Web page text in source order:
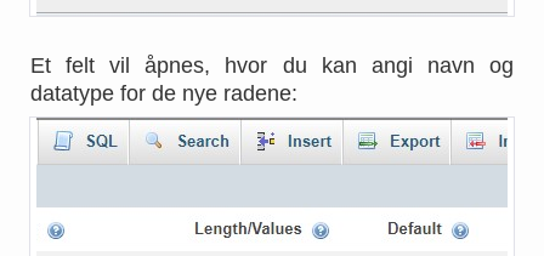
Et felt vil åpnes, hvor du kan angi navn og
datatype for de nye radene: